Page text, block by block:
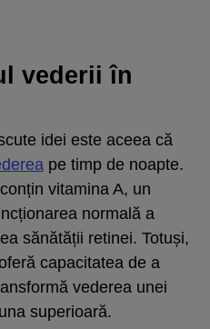
vederii în
idei este aceea că
pe timp de noapte.
vitamina A, un
normală a
sănătății retinei. Totuși,
capacitatea de a
vederea unei
superioară.